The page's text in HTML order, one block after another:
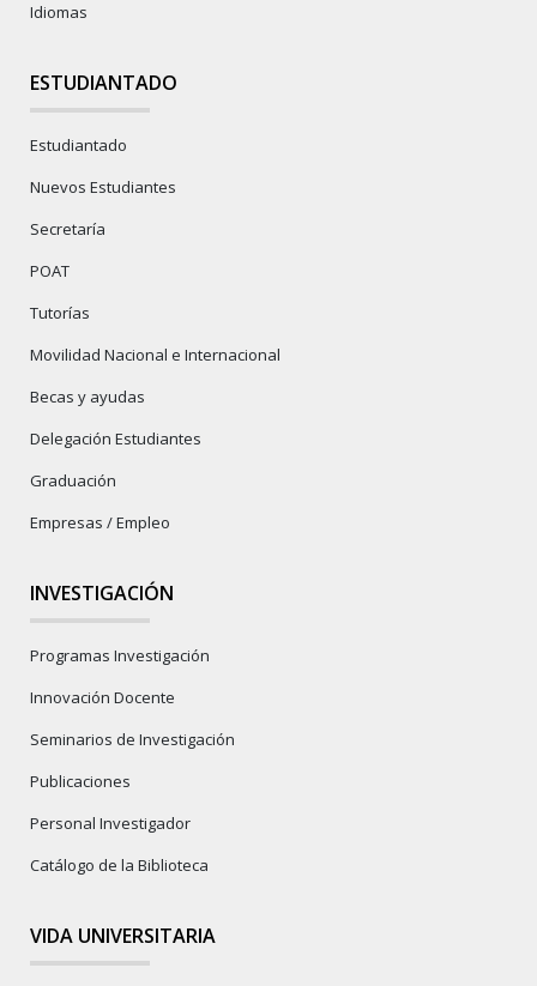
Idiomas
ESTUDIANTADO
Estudiantado
Nuevos Estudiantes
Secretaría
POAT
Tutorías
Movilidad Nacional e Internacional
Becas y ayudas
Delegación Estudiantes
Graduación
Empresas / Empleo
INVESTIGACIÓN
Programas Investigación
Innovación Docente
Seminarios de Investigación
Publicaciones
Personal Investigador
Catálogo de la Biblioteca
VIDA UNIVERSITARIA